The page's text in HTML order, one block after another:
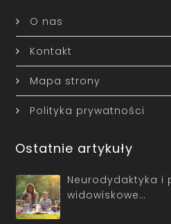
O nas
Kontakt
Mapa strony
Polityka prywatności
Ostatnie artykuły
Neurodydaktyka i
widowiskowe…